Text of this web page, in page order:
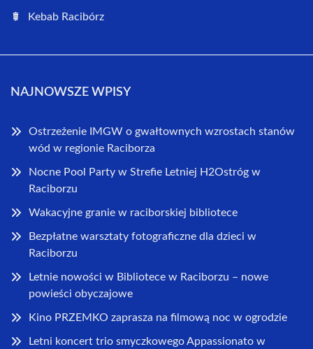
Kebab Racibórz
NAJNOWSZE WPISY
Ostrzeżenie IMGW o gwałtownych wzrostach stanów
wód w regionie Raciborza
Nocne Pool Party w Strefie Letniej H2Ostróg w
Raciborzu
Wakacyjne granie w raciborskiej bibliotece
Bezpłatne warsztaty fotograficzne dla dzieci w
Raciborzu
Letnie nowości w Bibliotece w Raciborzu – nowe
powieści obyczajowe
Kino PRZEMKO zaprasza na filmową noc w ogrodzie
Letni koncert trio smyczkowego Appassionato w